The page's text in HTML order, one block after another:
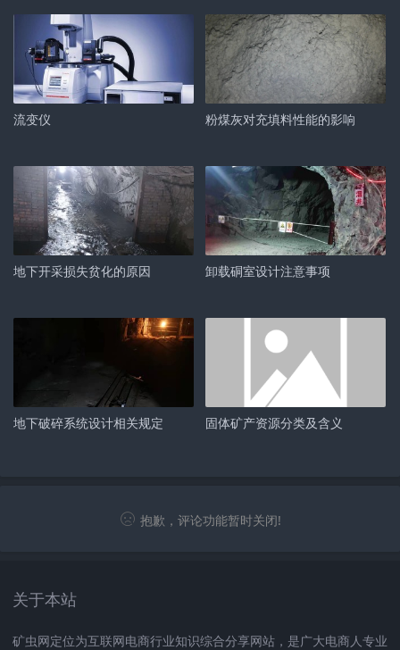
流变仪 粉煤灰对充填料性能的影响
地下开采损失贫化的原因 卸载硐室设计注意事项
地下破碎系统设计相关规定 固体矿产资源分类及含义
抱歉，评论功能暂时关闭!
关于本站
矿虫网定位为互联网电商行业知识综合分享网站，是广大电商人专业